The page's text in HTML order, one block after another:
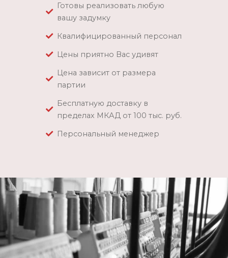
Готовы реализовать любую
вашу задумку
Квалифицированный персонал
Цены приятно Вас удивят
Цена зависит от размера
партии
Бесплатную доставку в
пределах МКАД от 100 тыс. руб.
Персональный менеджер